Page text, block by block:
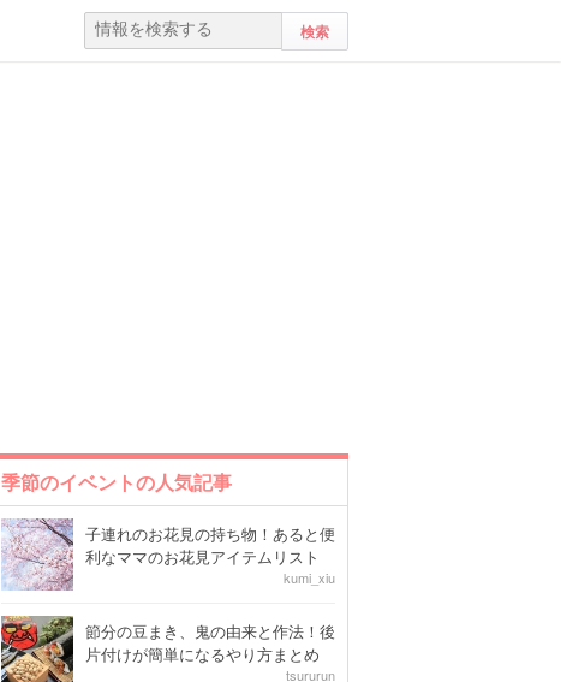
季節のイベントの人気記事
子連れのお花見の持ち物！あると便
利なママのお花見アイテムリスト
kumi_xiu
節分の豆まき、鬼の由来と作法！後
片付けが簡単になるやり方まとめ
tsururun